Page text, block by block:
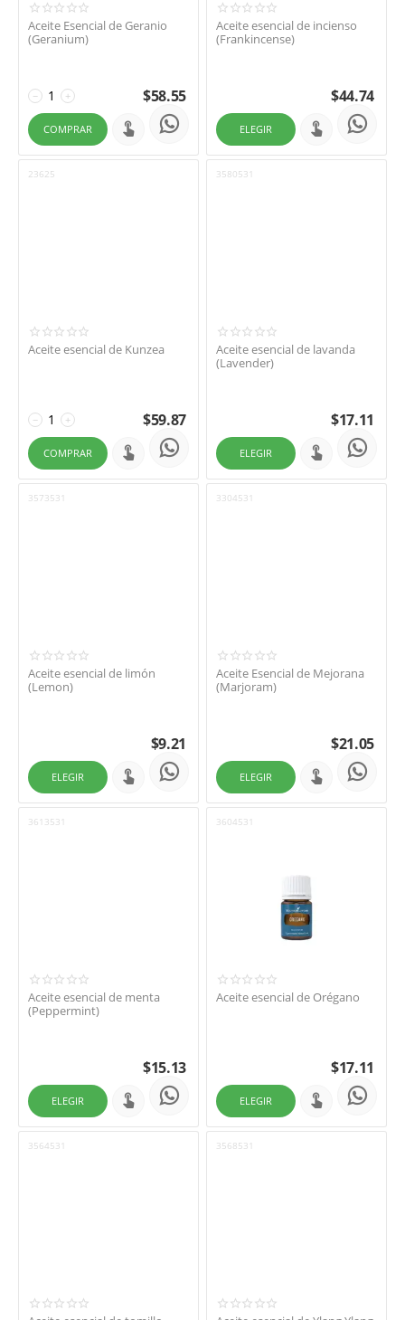
Aceite Esencial de Geranio
(Geranium)
+
− $58.55
COMPRAR
Aceite esencial de incienso
(Frankincense)
$44.74
ELEGIR
23625
Aceite esencial de Kunzea
+
− $59.87
COMPRAR
3580531
Aceite esencial de lavanda
(Lavender)
$17.11
ELEGIR
3573531
Aceite esencial de limón
(Lemon)
$9.21
ELEGIR
3304531
Aceite Esencial de Mejorana
(Marjoram)
$21.05
ELEGIR
3613531
Aceite esencial de menta
(Peppermint)
$15.13
ELEGIR
3604531
Aceite esencial de Orégano
$17.11
ELEGIR
3564531 3568531